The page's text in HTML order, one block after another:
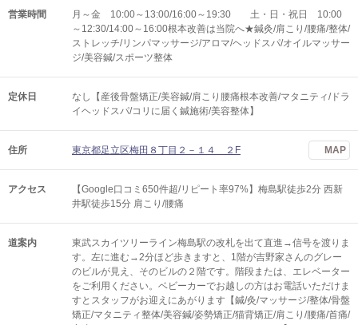
営業時間
月～金 10:00～13:00/16:00～19:30 土・日・祝日 10:00
～12:30/14:00～16:00根本改善は当院へ★鍼灸/肩こり/腰痛/整体/
ストレッチ/リンパマッサージ/アロマ/ヘッドスパ/オイルマッサー
ジ/美容鍼/スポーツ整体
定休日
なし【産後骨盤矯正/美容鍼/肩こり腰痛根本改善/マタニティ/ドラ
イヘッドスパ/コリに届く鍼施術/美容整体】
住所 東京都足立区梅田８丁目２－１４ ２F MAP
アクセス
【Google口コミ650件超/リピート率97%】梅島駅徒歩2分 西新
井駅徒歩15分 肩こり/腰痛
道案内
東武スカイツリーライン梅島駅の改札を出て直進→信号を渡りま
す。左に進む→2分ほど歩きますと、1階が吉野家さんのグレー
のビルが見え、そのビルの２階です。階段または、エレベーター
をご利用ください。ベビーカーでお越しの方はお電話いただけま
すとスタッフがお迎えにあがります【鍼/灸/マッサージ/整体/骨盤
矯正/マタニティ整体/美容鍼/姿勢矯正/猫背矯正/肩こり/腰痛/首痛/